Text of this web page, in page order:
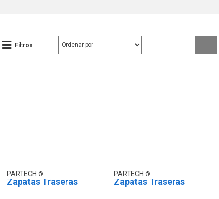
Filtros
PARTECH
Zapatas Traseras
PARTECH
Zapatas Traseras